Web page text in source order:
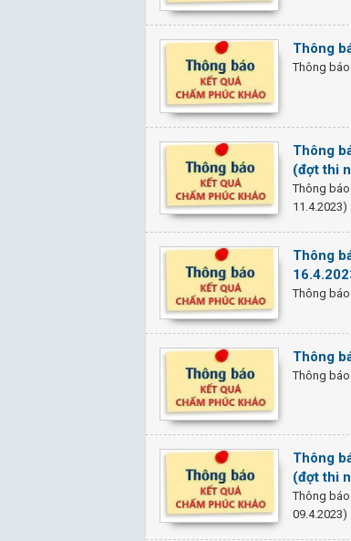
Thông
Thông
Thông
(đợt thi
Thông
11.4.2023)
Thông
Thông
Thông
Thông
Thông
(đợt thi
Thông
09.4.2023)